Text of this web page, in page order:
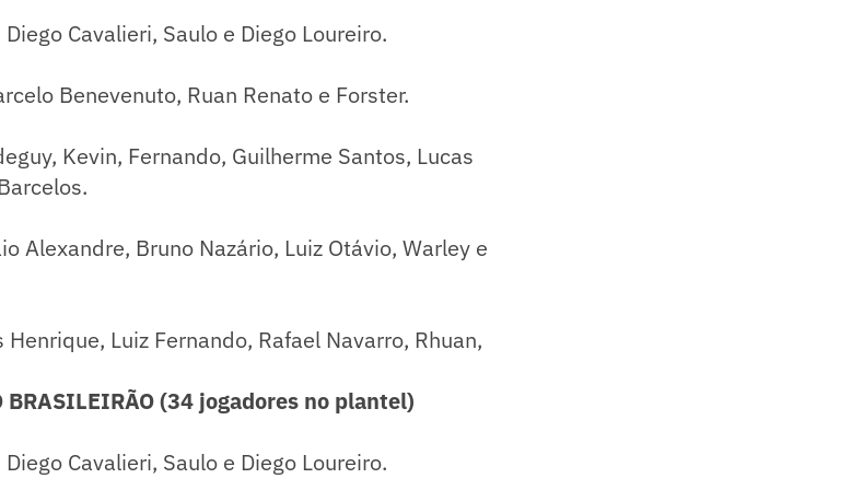
Cavalieri, Saulo e Diego Loureiro.
Benevenuto, Ruan Renato e Forster.
Kevin, Fernando, Guilherme Santos, Lucas
Alexandre, Bruno Nazário, Luiz Otávio, Warley e
Henrique, Luiz Fernando, Rafael Navarro, Rhuan,
BRASILEIRÃO (34 jogadores no plantel)
Cavalieri, Saulo e Diego Loureiro.